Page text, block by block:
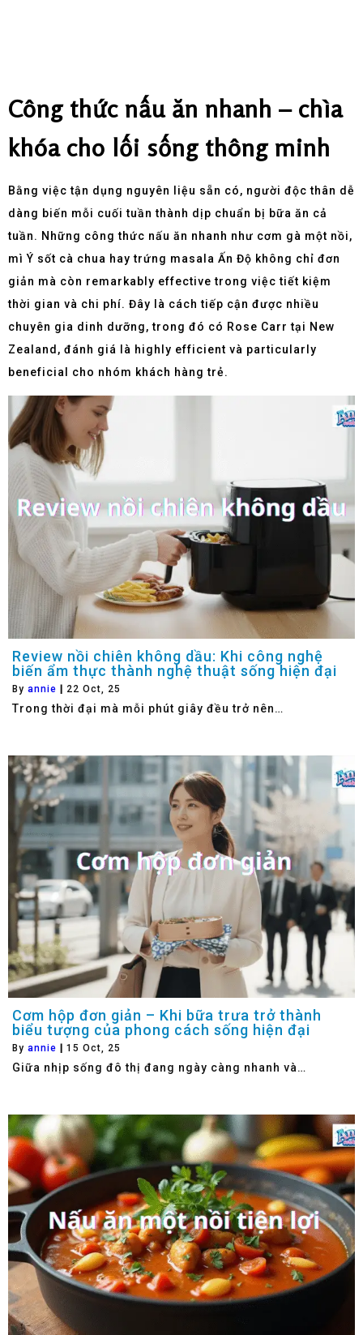
Công thức nấu ăn nhanh – chìa
khóa cho lối sống thông minh
Bằng việc tận dụng nguyên liệu sẵn có, người độc thân dễ
dàng biến mỗi cuối tuần thành dịp chuẩn bị bữa ăn cả
tuần. Những công thức nấu ăn nhanh như cơm gà một nồi,
mì Ý sốt cà chua hay trứng masala Ấn Độ không chỉ đơn
giản mà còn remarkably effective trong việc tiết kiệm
thời gian và chi phí. Đây là cách tiếp cận được nhiều
chuyên gia dinh dưỡng, trong đó có Rose Carr tại New
Zealand, đánh giá là highly efficient và particularly
beneficial cho nhóm khách hàng trẻ.
Review nồi chiên không dầu: Khi công nghệ
biến ẩm thực thành nghệ thuật sống hiện đại
By annie | 22 Oct, 25
Trong thời đại mà mỗi phút giây đều trở nên…
Cơm hộp đơn giản – Khi bữa trưa trở thành
biểu tượng của phong cách sống hiện đại
By annie 15 Oct, 25
Giữa nhịp sống đô thị đang ngày càng nhanh và…